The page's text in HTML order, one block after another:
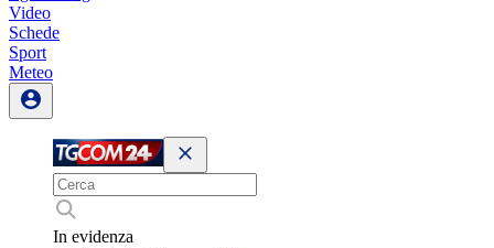
Video
Schede
Sport
Meteo
In evidenza